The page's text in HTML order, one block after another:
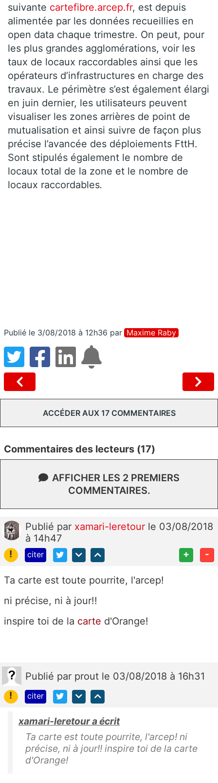
suivante cartefibre.arcep.fr, est depuis
alimentée par les données recueillies en
open data chaque trimestre. On peut, pour
les plus grandes agglomérations, voir les
taux de locaux raccordables ainsi que les
opérateurs d’infrastructures en charge des
travaux. Le périmètre s’est également élargi
en juin dernier, les utilisateurs peuvent
visualiser les zones arrières de point de
mutualisation et ainsi suivre de façon plus
précise l’avancée des déploiements FttH.
Sont stipulés également le nombre de
locaux total de la zone et le nombre de
locaux raccordables.
Publié le 3/08/2018 à 12h36 par Maxime Raby
ACCÉDER AUX 17 COMMENTAIRES
Commentaires des lecteurs (17)
AFFICHER LES 2 PREMIERS
COMMENTAIRES.
Publié par xamari-leretour le 03/08/2018
à 14h47
!
citer + -
Ta carte est toute pourrite, l'arcep!
ni précise, ni à jour!!
inspire toi de la carte d'Orange!
Publié par prout le 03/08/2018 à 16h31
!
citer
xamari-leretour a écrit
Ta carte est toute pourrite, l'arcep! ni
précise, ni à jour!! inspire toi de la carte
d'Orange!